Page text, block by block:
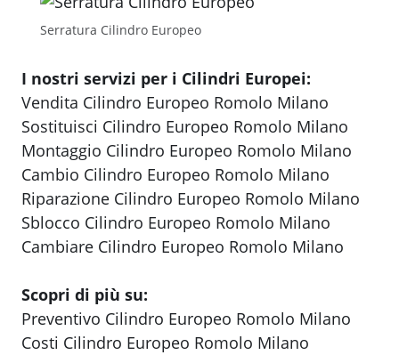
Serratura Cilindro Europeo
I nostri servizi per i Cilindri Europei:
Vendita Cilindro Europeo Romolo Milano
Sostituisci Cilindro Europeo Romolo Milano
Montaggio Cilindro Europeo Romolo Milano
Cambio Cilindro Europeo Romolo Milano
Riparazione Cilindro Europeo Romolo Milano
Sblocco Cilindro Europeo Romolo Milano
Cambiare Cilindro Europeo Romolo Milano
Scopri di più su:
Preventivo Cilindro Europeo Romolo Milano
Costi Cilindro Europeo Romolo Milano